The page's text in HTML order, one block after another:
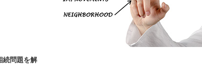
続問題を解